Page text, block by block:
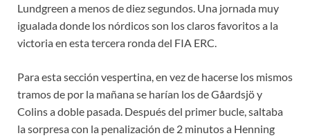
Lundgreen a menos de diez segundos. Una jornada muy
igualada donde los nórdicos son los claros favoritos a la
victoria en esta tercera ronda del FIA ERC.
Para esta sección vespertina, en vez de hacerse los mismos
tramos de por la mañana se harían los de Gåardsjö y
Colins a doble pasada. Después del primer bucle, saltaba
la sorpresa con la penalización de 2 minutos a Henning